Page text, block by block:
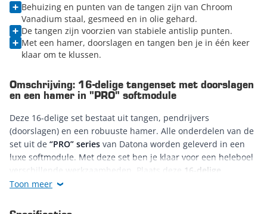
Behuizing en punten van de tangen zijn van Chroom
Vanadium staal, gesmeed en in olie gehard.
De tangen zijn voorzien van stabiele antislip punten.
Met een hamer, doorslagen en tangen ben je in één keer
klaar om te klussen.
Omschrijving: 16-delige tangenset met doorslagen
en een hamer in "PRO" softmodule
Deze 16-delige set bestaat uit tangen, pendrijvers
(doorslagen) en een robuuste hamer. Alle onderdelen van de
set uit de “PRO” series van Datona worden geleverd in een
luxe softmodule. Met deze set ben je klaar voor een heleboel
verschillende werkzaamheden. Plaats deze
16-delige
tangensetmet doorslagen en een hamer in de lade van je
staan. Voortaan heb je je belangrijke tools altijd binnen
Toon meer